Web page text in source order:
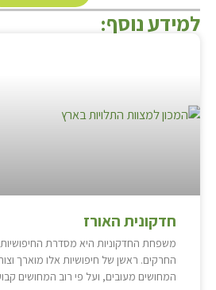
למידע נוסף:
חדקונית האורז
משפחת החדקוניות היא מסדרת
החרקים. ראשן של חיפושיות אלו מוארך
המחושים מעובים, ועל פי רוב המחושים